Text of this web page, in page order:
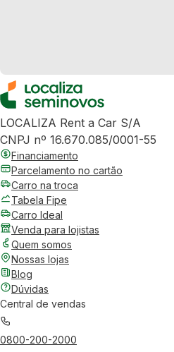
LOCALIZA Rent a Car S/A
CNPJ nº 16.670.085/0001-55
Financiamento
Parcelamento no cartão
Carro na troca
Tabela Fipe
Carro Ideal
Venda para lojistas
Quem somos
Nossas lojas
Blog
Dúvidas
Central de vendas
0800-200-2000